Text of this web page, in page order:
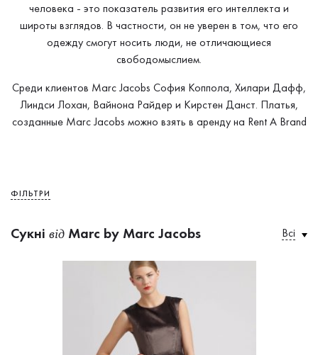
человека - это показатель развития его интеллекта и
широты взглядов. В частности, он не уверен в том, что его
одежду смогут носить люди, не отличающиеся
свободомыслием.
Среди клиентов Marc Jacobs Cофия Коппола, Хилари Дафф,
Линдси Лохан, Вайнона Райдер и Кирстен Данст. Платья,
созданные Marc Jacobs можно взять в аренду на Rent A Brand
ФІЛЬТРИ
Сукнi від Marc by Marc Jacobs Всі